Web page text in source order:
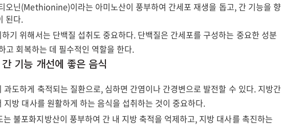
오닌(Methionine)이라는 아미노산이 풍부하여 간세포 재생을 돕고, 간 기능을 향
된다.
기 위해서는 단백질 섭취도 중요하다. 단백질은 간세포를 구성하는 중요한 성분
고 회복하는 데 필수적인 역할을 한다.
기능 개선에 좋은 음식
과도하게 축적되는 질환으로, 심하면 간염이나 간경변으로 발전할 수 있다. 지방간
지방 대사를 원활하게 하는 음식을 섭취하는 것이 중요하다.
는 불포화지방산이 풍부하여 간 내 지방 축적을 억제하고, 지방 대사를 촉진하는